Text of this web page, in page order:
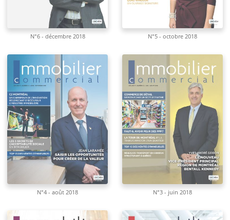
N°6 - décembre 2018 N°5 - octobre 2018
N°4 - août 2018 N°3 - juin 2018